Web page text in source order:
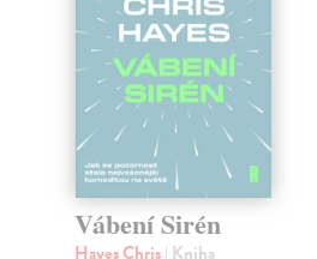
Vábení Sirén
Hayes Chris| Kniha